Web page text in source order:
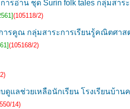
รอ่าน ชุด Surin folk tales กลุ่มสา
(105118/2)
ารคูณ กลุ่มสาระการเรียนรู้คณิตศา
(105168/2)
ดูแลช่วยเหลือนักเรียน โรงเรียนบ้
14)